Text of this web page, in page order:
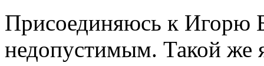
Присоединяюсь к Игорю
недопустимым. Такой же